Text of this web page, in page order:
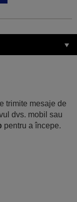
trimite mesaje de
dvs. mobil sau
pentru a începe.